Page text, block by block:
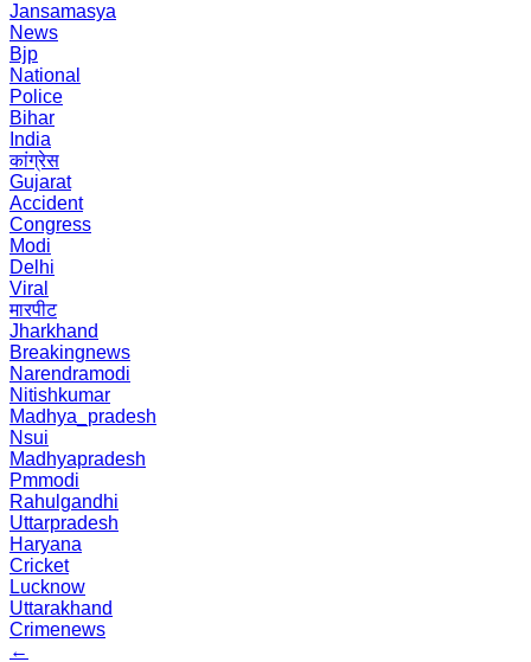
Jansamasya
News
Bjp
National
Police
Bihar
India
कांग्रेस
Gujarat
Accident
Congress
Modi
Delhi
Viral
मारपीट
Jharkhand
Breakingnews
Narendramodi
Nitishkumar
Madhya_pradesh
Nsui
Madhyapradesh
Pmmodi
Rahulgandhi
Uttarpradesh
Haryana
Cricket
Lucknow
Uttarakhand
Crimenews
←